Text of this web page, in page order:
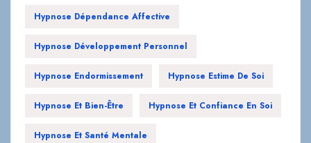
Hypnose Dépendance Affective
Hypnose Développement Personnel
Hypnose Endormissement Hypnose Estime De Soi
Hypnose Et Bien-Être Hypnose Et Confiance En Soi
Hypnose Et Santé Mentale